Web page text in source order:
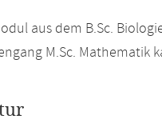
aus dem B.Sc.
M.Sc. Mathematik